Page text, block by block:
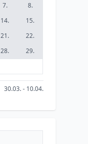
7.
8.
14.
15.
21.
22.
28.
29.
30.03. - 10.04.